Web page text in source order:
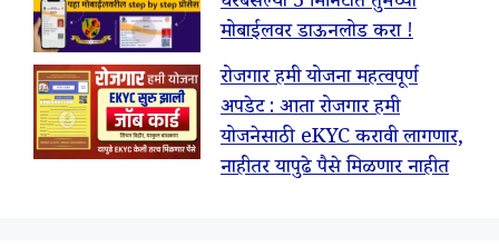
मोबाईलवर डाऊनलोड करा !
रोजगार हमी योजना महत्वपूर्ण
अपडेट : आता रोजगार हमी
योजनेसाठी eKYC करावी लागणार,
नाहीतर यापुढे पैसे मिळणार नाहीत